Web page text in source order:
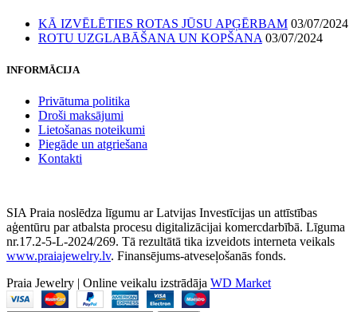
KĀ IZVĒLĒTIES ROTAS JŪSU APĢĒRBAM 03/07/2024
ROTU UZGLABĀŠANA UN KOPŠANA 03/07/2024
INFORMĀCIJA
Privātuma politika
Droši maksājumi
Lietošanas noteikumi
Piegāde un atgriešana
Kontakti
SIA Praia noslēdza līgumu ar Latvijas Investīcijas un attīstības
aģentūru par atbalsta procesu digitalizācijai komercdarbībā. Līguma
nr.17.2-5-L-2024/269. Tā rezultātā tika izveidots interneta veikals
www.praiajewelry.lv. Finansējums-atveseļošanās fonds.
Praia Jewelry | Online veikalu izstrādāja WD Market